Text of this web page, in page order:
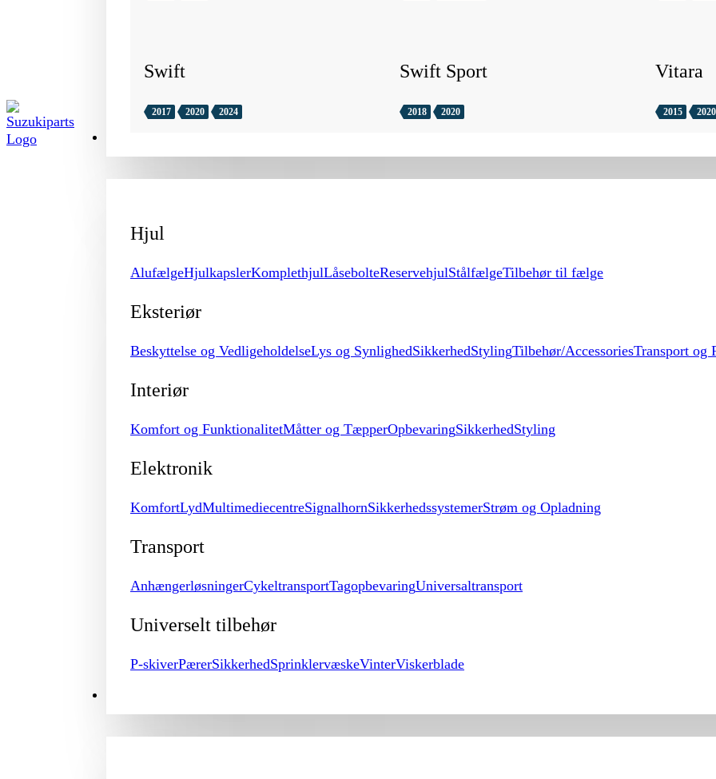
Swift
2017 2020 2024
Swift Sport
2018 2020
Vitara
2015 2020
Hjul
AlufælgeHjulkapslerKomplethjulLåsebolteReservehjulStålfælgeTilbehør til fælge
Eksteriør
Beskyttelse og VedligeholdelseLys og SynlighedSikkerhedStylingTilbehør/AccessoriesTransport og
Interiør
Komfort og FunktionalitetMåtter og TæpperOpbevaringSikkerhedStyling
Elektronik
KomfortLydMultimediecentreSignalhornSikkerhedssystemerStrøm og Opladning
Transport
AnhængerløsningerCykeltransportTagopbevaringUniversaltransport
Universelt tilbehør
P-skiverPærerSikkerhedSprinklervæskeVinterViskerblade